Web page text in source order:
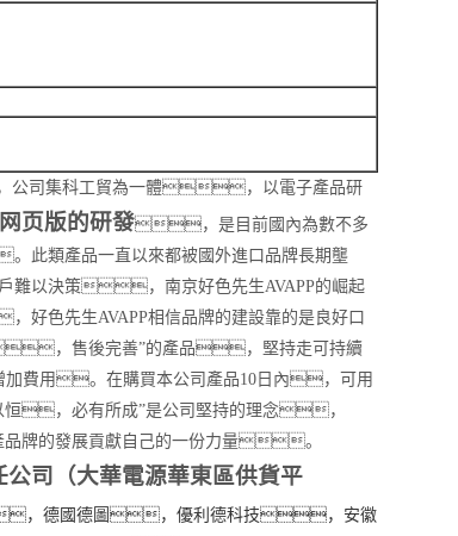
司集科工貿為一體，以電子產品研
页版的研發，是目前國內為數不多
類產品一直以來都被國外進口品牌長期壟
以決策，南京好色先生AVAPP的崛起
， 好色先生AVAPP相信品牌的建設靠的是良好口
，售後完善”的產品，堅持走可持續
費用。在購買本公司產品10日內，可用
，必有所成”是公司堅持的理念，
品牌的發展貢獻自己的一份力量。
司（大華電源華東區供貨平
德國德圖，優利德科技，安徽